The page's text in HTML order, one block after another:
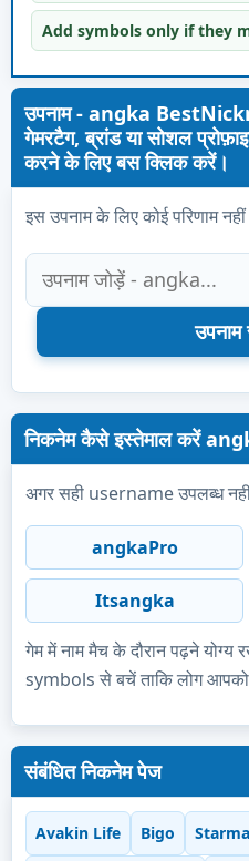
Add symbols only if they
उपनाम - angka
गेमरटैग, ब्रांड या सोशल
करने के लिए बस क्लिक करें।
इस उपनाम के लिए कोई परिणाम
निकनेम कैसे इस्तेमाल करें
अगर सही username उपलब्ध
angkaPro
Itsangka
गेम में नाम मैच के दौरान पढ़ने योग्य
symbols से बचें ताकि लोग
संबंधित निकनेम पेज
Avakin Life Bigo